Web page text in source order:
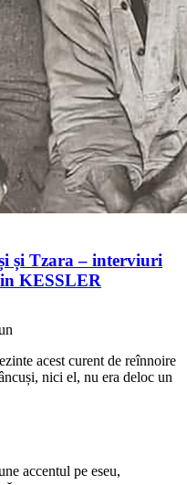
și Tzara – interviuri
KESSLER
acest curent de reînnoire
nici el, nu era deloc un
accentul pe eseu,